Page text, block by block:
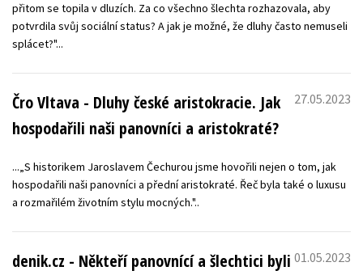
přitom se topila v dluzích. Za co všechno šlechta rozhazovala, aby
potvrdila svůj sociální status? A jak je možné, že dluhy často nemuseli
splácet?"...
Čro Vltava - Dluhy české aristokracie. Jak
hospodařili naši panovníci a aristokraté?
27.05.2023
...„S historikem Jaroslavem Čechurou jsme hovořili nejen o tom, jak
hospodařili naši panovníci a přední aristokraté. Řeč byla také o luxusu
a rozmařilém životním stylu mocných."..
denik.cz - Někteří panovnící a šlechtici byli 01.05.2023